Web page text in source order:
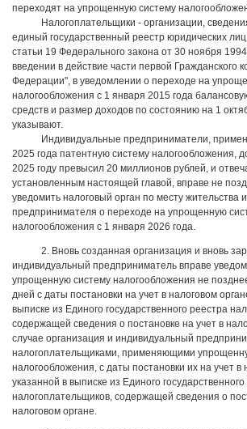
переходят на упрощенную систему
Налогоплательщики - организации,
единый государственный реестр юридических
статьи 19 Федерального закона от 30 ноября
введении в действие части первой Гражданского
Федерации", в уведомлении о переходе на
налогообложения с 1 января 2015 года
средств и размер доходов по состоянию на 1
указывают.
Индивидуальные предприниматели,
2025 года патентную систему налогообложения,
2025 году превысил 20 миллионов рублей, и
установленным настоящей главой, вправе не
уведомить налоговый орган по месту жительства
предпринимателя о переходе на упрощенную
налогообложения с 1 января 2026 года.
2. Вновь созданная организация и вновь
индивидуальный предприниматель вправе
упрощенную систему налогообложения не
дней с даты постановки на учет в налоговом
выписке из Единого государственного реестра
содержащей сведения о постановке на учет в
случае организация и индивидуальный
налогоплательщиками, применяющими
налогообложения, с даты постановки их на учет в
указанной в выписке из Единого
налогоплательщиков, содержащей сведения о
налоговом органе.